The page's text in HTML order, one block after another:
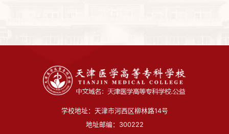
学校地址：天津市河西区柳林路14号
地址邮编：300222